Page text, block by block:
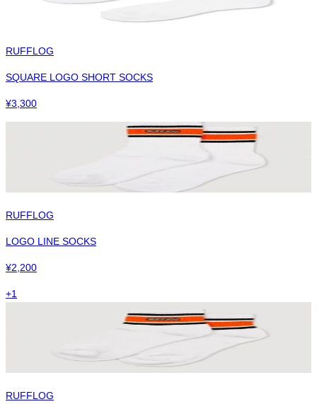
RUFFLOG
SQUARE LOGO SHORT SOCKS
¥3,300
RUFFLOG
LOGO LINE SOCKS
¥2,200
+1
RUFFLOG